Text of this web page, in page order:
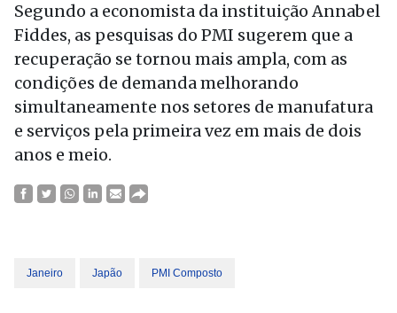
Segundo a economista da instituição Annabel
Fiddes, as pesquisas do PMI sugerem que a
recuperação se tornou mais ampla, com as
condições de demanda melhorando
simultaneamente nos setores de manufatura
e serviços pela primeira vez em mais de dois
anos e meio.
Janeiro Japão PMI Composto